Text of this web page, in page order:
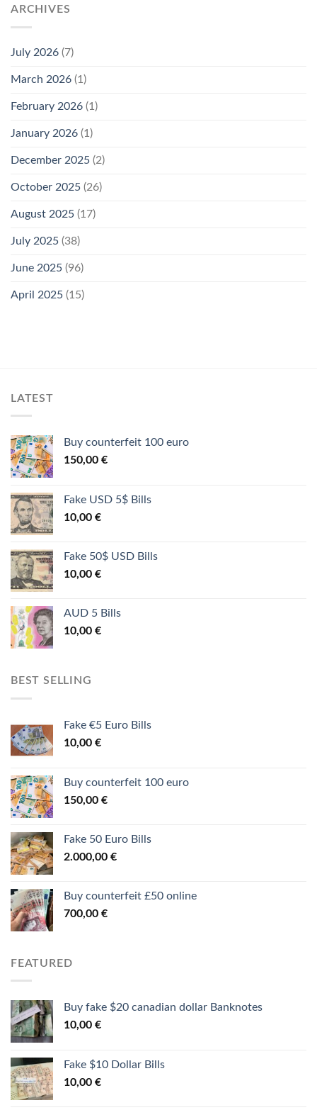
ARCHIVES
July 2026 (7)
March 2026 (1)
February 2026 (1)
January 2026 (1)
December 2025 (2)
October 2025 (26)
August 2025 (17)
July 2025 (38)
June 2025 (96)
April 2025 (15)
LATEST
Buy counterfeit 100 euro
150,00 €
Fake USD 5$ Bills
10,00 €
Fake 50$ USD Bills
10,00 €
AUD 5 Bills
10,00 €
BEST SELLING
Fake €5 Euro Bills
10,00 €
Buy counterfeit 100 euro
150,00 €
Fake 50 Euro Bills
2.000,00 €
Buy counterfeit £50 online
700,00 €
FEATURED
Buy fake $20 canadian dollar Banknotes
10,00 €
Fake $10 Dollar Bills
10,00 €